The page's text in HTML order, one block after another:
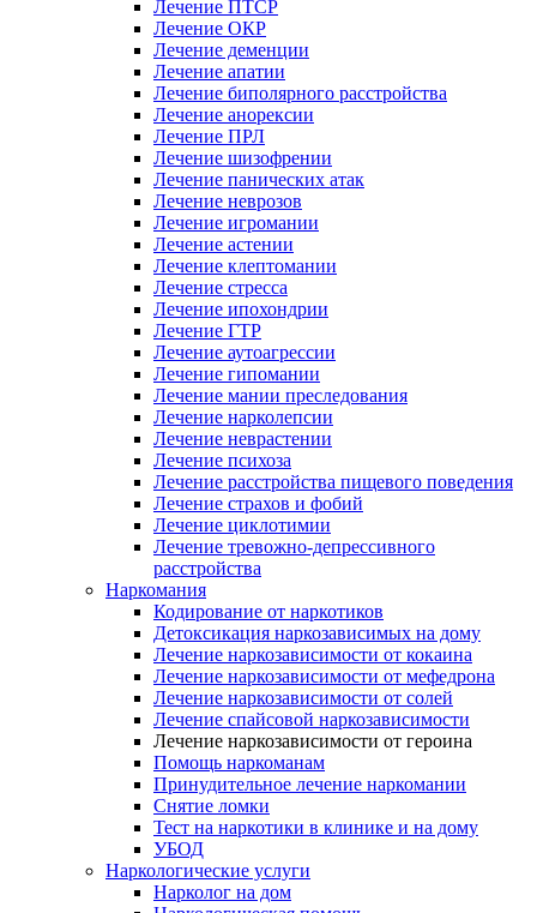
Лечение ПТСР
Лечение ОКР
Лечение деменции
Лечение апатии
Лечение биполярного расстройства
Лечение анорексии
Лечение ПРЛ
Лечение шизофрении
Лечение панических атак
Лечение неврозов
Лечение игромании
Лечение астении
Лечение клептомании
Лечение стресса
Лечение ипохондрии
Лечение ГТР
Лечение аутоагрессии
Лечение гипомании
Лечение мании преследования
Лечение нарколепсии
Лечение неврастении
Лечение психоза
Лечение расстройства пищевого поведения
Лечение страхов и фобий
Лечение циклотимии
Лечение тревожно-депрессивного
расстройства
Наркомания
Кодирование от наркотиков
Детоксикация наркозависимых на дому
Лечение наркозависимости от кокаина
Лечение наркозависимости от мефедрона
Лечение наркозависимости от солей
Лечение спайсовой наркозависимости
Лечение наркозависимости от героина
Помощь наркоманам
Принудительное лечение наркомании
Снятие ломки
Тест на наркотики в клинике и на дому
УБОД
Наркологические услуги
Нарколог на дом